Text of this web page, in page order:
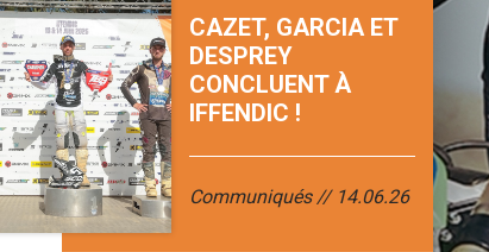
CAZET, GARCIA ET
DESPREY
CONCLUENT À
IFFENDIC !
Communiqués 14.06.26